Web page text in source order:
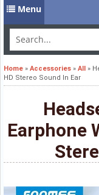
Menu
Home » Accessories » All »
HD Stereo Sound In Ear
Earphone